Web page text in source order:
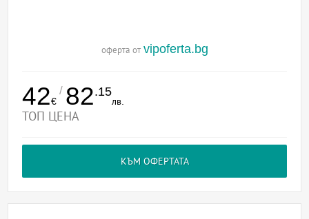
оферта от vipoferta.bg
42€
/ 82.15
лв.
ТОП ЦЕНА
КЪМ ОФЕРТАТА